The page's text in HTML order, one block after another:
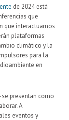
de 2024 está
que
que interactuamos
plataformas
climático y la
para la
en
presentan como
A
eventos y